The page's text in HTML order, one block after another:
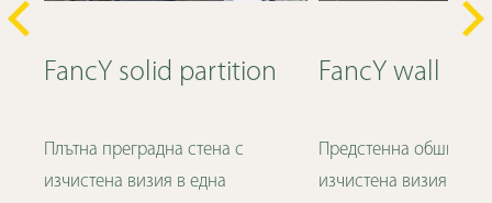
FancY solid partition
Плътна преградна стена с
изчистена визия в една
FancY wall
Предстенна обшивка
изчистена визия в